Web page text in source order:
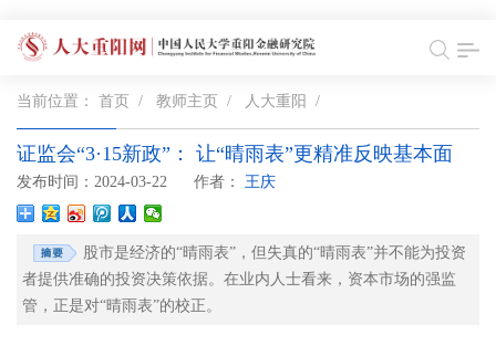
当前位置： 首页 / 教师主页 / 人大重阳 /
证监会“3·15新政”： 让“晴雨表”更精准反映基本面
发布时间：2024-03-22 作者： 王庆
股市是经济的“晴雨表”，但失真的“晴雨表”并不能为投资
者提供准确的投资决策依据。在业内人士看来，资本市场的强监
管，正是对“晴雨表”的校正。